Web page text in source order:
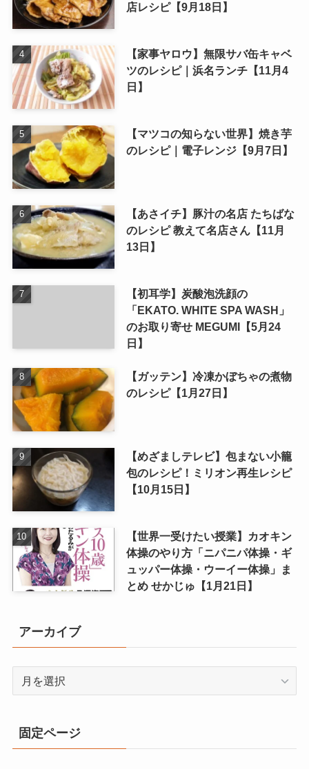
店レシピ【9月18日】
【家事ヤロウ】無限サバ缶キャベ
ツのレシピ｜浜名ランチ【11月4
日】
【マツコの知らない世界】焼き芋
のレシピ｜電子レンジ【9月7日】
【あさイチ】豚汁の名店 たちばな
のレシピ 教えて名店さん【11月
13日】
【初耳学】炭酸泡洗顔の
「EKATO. WHITE SPA WASH」
のお取り寄せ MEGUMI【5月24
日】
【ガッテン】冷凍かぼちゃの煮物
のレシピ【1月27日】
【めざましテレビ】包まない小籠
包のレシピ！ミリオン再生レシピ
【10月15日】
【世界一受けたい授業】カオキン
体操のやり方「ニパニパ体操・ギ
ュッパー体操・ウーイー体操」ま
とめ せかじゅ【1月21日】
アーカイブ
イ
ブ
固定ページ